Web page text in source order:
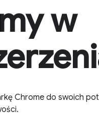
w
Chrome do swoich